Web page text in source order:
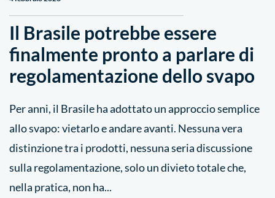
Il Brasile potrebbe essere
finalmente pronto a parlare di
regolamentazione dello svapo
Per anni, il Brasile ha adottato un approccio semplice
allo svapo: vietarlo e andare avanti. Nessuna vera
distinzione tra i prodotti, nessuna seria discussione
sulla regolamentazione, solo un divieto totale che,
nella pratica, non ha...